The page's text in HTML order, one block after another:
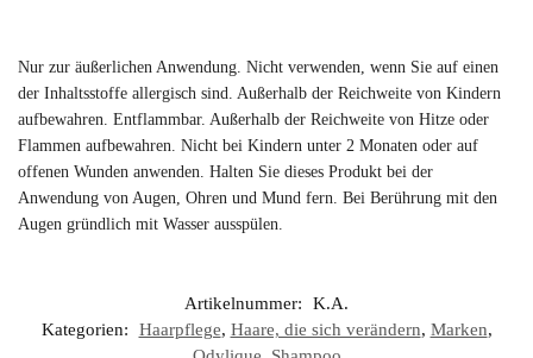
Nur zur äußerlichen Anwendung. Nicht verwenden, wenn Sie auf einen
der Inhaltsstoffe allergisch sind. Außerhalb der Reichweite von Kindern
aufbewahren. Entflammbar. Außerhalb der Reichweite von Hitze oder
Flammen aufbewahren. Nicht bei Kindern unter 2 Monaten oder auf
offenen Wunden anwenden. Halten Sie dieses Produkt bei der
Anwendung von Augen, Ohren und Mund fern. Bei Berührung mit den
Augen gründlich mit Wasser ausspülen.
Artikelnummer:
K.A.
Kategorien:
Haarpflege, Haare, die sich verändern, Marken,